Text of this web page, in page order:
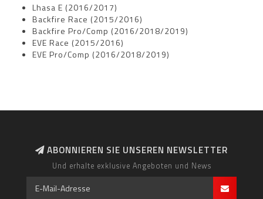
Lhasa E (2016/2017)
Backfire Race (2015/2016)
Backfire Pro/Comp (2016/2018/2019)
EVE Race (2015/2016)
EVE Pro/Comp (2016/2018/2019)
ABONNIEREN SIE UNSEREN NEWSLETTER
Und erhalte exklusive Angeboten und News